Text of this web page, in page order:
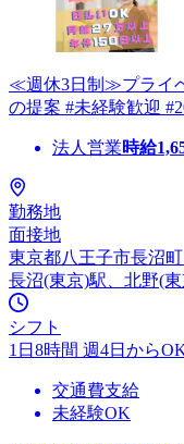
≪週休3日制≫プライ
の提案 #未経験歓迎
法人営業時給
勤務地
面接地
東京都八王子市長沼町
長沼(東京)駅、北野(
シフト
1日8時間 週4日から
交通費支給
未経験OK